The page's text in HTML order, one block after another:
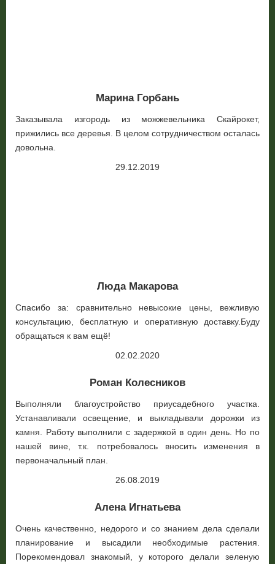
Марина Горбань
Заказывала изгородь из можжевельника Скайрокет,
прижились все деревья. В целом сотрудничеством осталась
довольна.
29.12.2019
Люда Макарова
Спасибо за: сравнительно невысокие цены, вежливую
консультацию, бесплатную и оперативную доставку.Буду
обращаться к вам ещё!
02.02.2020
Роман Колесников
Выполняли благоустройство приусадебного участка.
Устанавливали освещение, и выкладывали дорожки из
камня. Работу выполнили с задержкой в один день. Но по
нашей вине, т.к. потребовалось вносить изменения в
первоначальный план.
26.08.2019
Алена Игнатьева
Очень качественно, недорого и со знанием дела сделали
планирование и высадили необходимые растения.
Порекомендовал знакомый, у которого делали зеленую